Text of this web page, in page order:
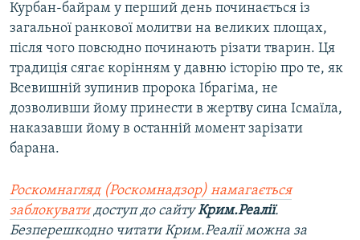
Курбан-байрам у перший день починається із
загальної ранкової молитви на великих площах,
після чого повсюдно починають різати тварин. Ця
традиція сягає корінням у давню історію про те, як
Всевишній зупинив пророка Ібрагіма, не
дозволивши йому принести в жертву сина Ісмаїла,
наказавши йому в останній момент зарізати
барана.
Роскомнагляд (Роскомнадзор) намагається
заблокуватидоступ до сайтуКрим.Реалії.
Безперешкодно читати Крим.Реалії можна за